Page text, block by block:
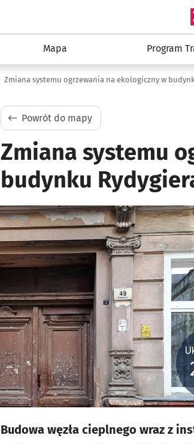
Mapa Program
Zmiana systemu ogrzewania na ekologiczny w
Powrót do mapy
Zmiana systemu
budynku
Budowa węzła cieplnego wraz z